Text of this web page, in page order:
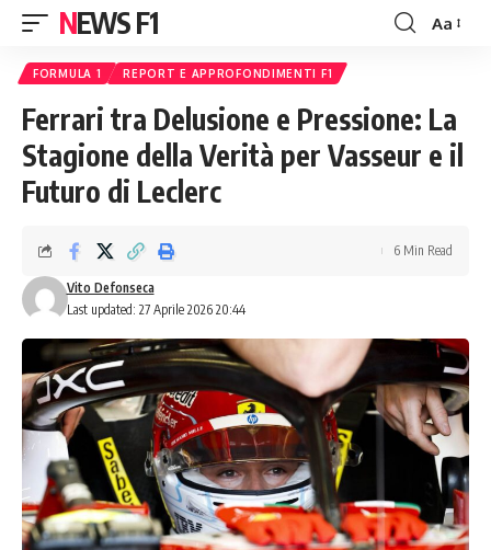
NEWS F1
Font
Aa
FORMULA 1 REPORT E APPROFONDIMENTI F1
Ferrari tra Delusione e Pressione: La
Stagione della Verità per Vasseur e il
Futuro di Leclerc
Last updated: 27 Aprile 2026 20:44
Vito Defonseca
6 Min Read